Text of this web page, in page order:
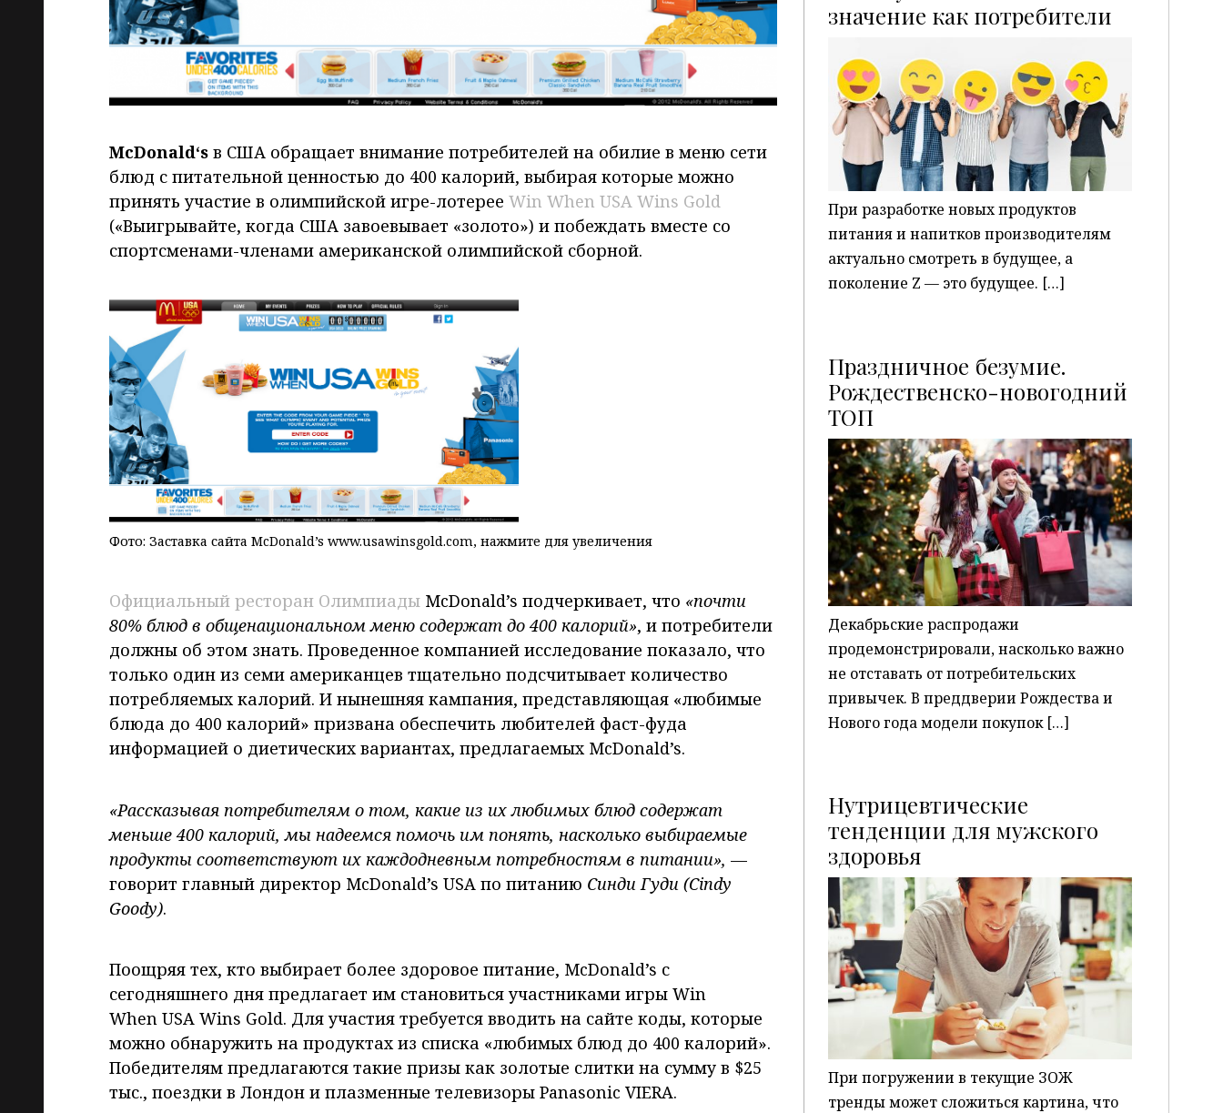
McDonald‘s в США обращает внимание потребителей на обилие в меню сети
блюд с питательной ценностью до 400 калорий, выбирая которые можно
принять участие в олимпийской игре-лотерее Win When USA Wins Gold
(«Выигрывайте, когда США завоевывает «золото») и побеждать вместе со
спортсменами-членами американской олимпийской сборной.
Фото: Заставка сайта McDonald’s www.usawinsgold.com, нажмите для увеличения
Официальный ресторан Олимпиады McDonald’s подчеркивает, что «почти
80% блюд в общенациональном меню содержат до 400 калорий», и потребители
должны об этом знать. Проведенное компанией исследование показало, что
только один из семи американцев тщательно подсчитывает количество
потребляемых калорий. И нынешняя кампания, представляющая «любимые
блюда до 400 калорий» призвана обеспечить любителей фаст-фуда
информацией о диетических вариантах, предлагаемых McDonald’s.
«Рассказывая потребителям о том, какие из их любимых блюд содержат
меньше 400 калорий, мы надеемся помочь им понять, насколько выбираемые
продукты соответствуют их каждодневным потребностям в питании», —
говорит главный директор McDonald’s USA по питанию Синди Гуди (Cindy
Goody).
Поощряя тех, кто выбирает более здоровое питание, McDonald’s с
сегодняшнего дня предлагает им становиться участниками игры Win
When USA Wins Gold. Для участия требуется вводить на сайте коды, которые
можно обнаружить на продуктах из списка «любимых блюд до 400 калорий».
Победителям предлагаются такие призы как золотые слитки на сумму в $25
тыс., поездки в Лондон и плазменные телевизоры Panasonic VIERA.
значение как потребители
P
При разработке новых продуктов
питания и напитков производителям
актуально смотреть в будущее, а
поколение Z — это будущее. […]
Праздничное безумие.
Рождественско-новогодний
ТОП
P
Декабрьские распродажи
продемонстрировали, насколько важно
не отставать от потребительских
привычек. В преддверии Рождества и
Нового года модели покупок […]
Нутрицевтические
тенденции для мужского
здоровья P
При погружении в текущие ЗОЖ
тренды может сложиться картина, что